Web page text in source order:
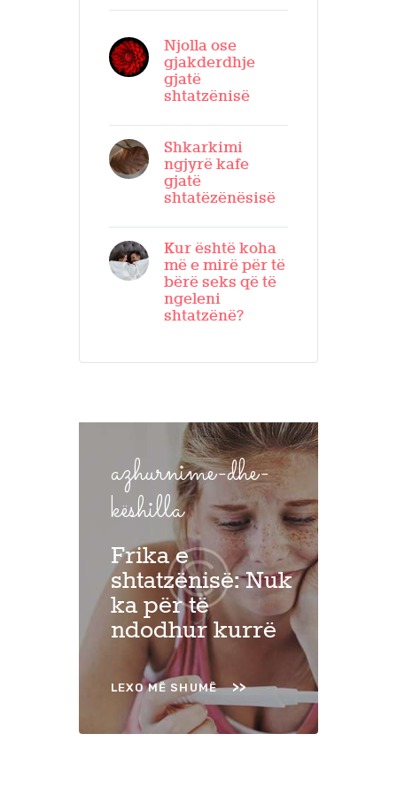
Njolla ose
gjakderdhje
gjatë
shtatzënisë
Shkarkimi
ngjyrë kafe
gjatë
shtatëzënësisë
Kur është koha
më e mirë për të
bërë seks që të
ngeleni
shtatzënë?
azhurnime-dhe-
këshilla
Frika e
shtatzënisë: Nuk
ka për të
ndodhur kurrë
LEXO MË SHUMË